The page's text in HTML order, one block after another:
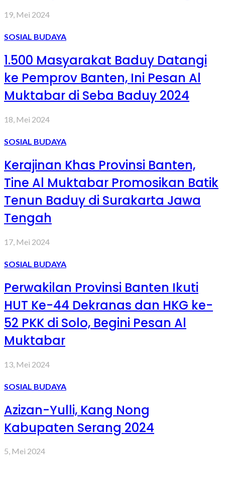
19, Mei 2024
SOSIAL BUDAYA
1.500 Masyarakat Baduy Datangi
ke Pemprov Banten, Ini Pesan Al
Muktabar di Seba Baduy 2024
18, Mei 2024
SOSIAL BUDAYA
Kerajinan Khas Provinsi Banten,
Tine Al Muktabar Promosikan Batik
Tenun Baduy di Surakarta Jawa
Tengah
17, Mei 2024
SOSIAL BUDAYA
Perwakilan Provinsi Banten Ikuti
HUT Ke-44 Dekranas dan HKG ke-
52 PKK di Solo, Begini Pesan Al
Muktabar
13, Mei 2024
SOSIAL BUDAYA
Azizan-Yulli, Kang Nong
Kabupaten Serang 2024
5, Mei 2024